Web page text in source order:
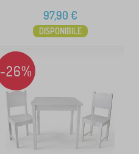
97,90 €
DISPONIBILE
-26%